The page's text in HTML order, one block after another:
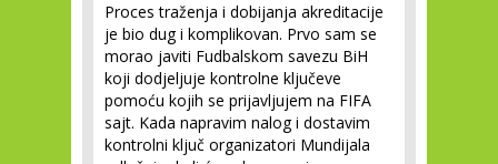
Proces traženja i dobijanja akreditacije
je bio dug i komplikovan. Prvo sam se
morao javiti Fudbalskom savezu BiH
koji dodjeljuje kontrolne ključeve
pomoću kojih se prijavljujem na FIFA
sajt. Kada napravim nalog i dostavim
kontrolni ključ organizatori Mundijala